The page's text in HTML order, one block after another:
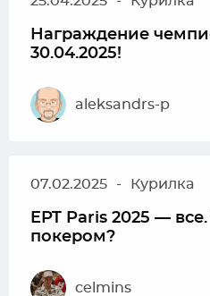
Награждение
30.04.2025!
aleksandrs-p
07.02.2025 - Курилка
EPT Paris 2025 —
покером?
celmins